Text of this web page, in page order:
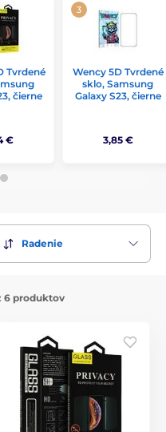
Tvrdené
čierne
€
Wency 5D Tvrdené
sklo, Samsung
Galaxy S23, čierne
3,85 €
Radenie
6 produktov